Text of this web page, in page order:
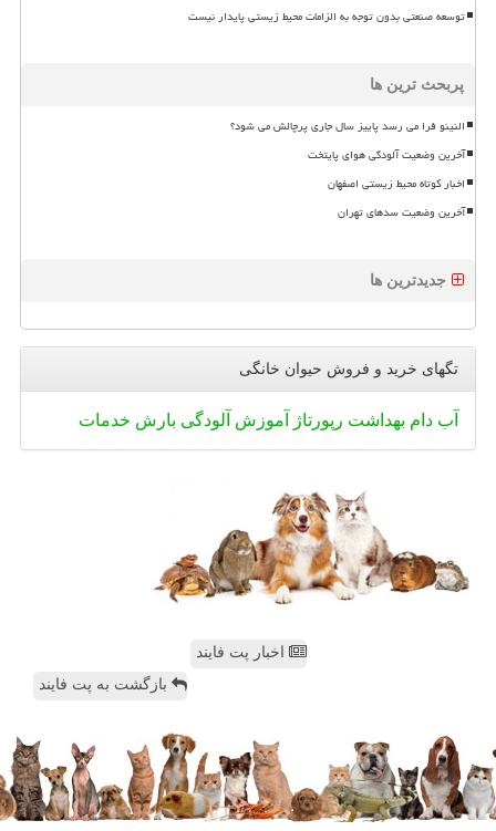
توسعه صنعتی بدون توجه به الزامات محیط زیستی پایدار نیست
پربحث ترین ها
النینو فرا می رسد پاییز سال جاری پرچالش می شود؟
آخرین وضعیت آلودگی هوای پایتخت
اخبار کوتاه محیط زیستی اصفهان
آخرین وضعیت سدهای تهران
جدیدترین ها
تگهای خرید و فروش حیوان خانگی
آب دام بهداشت رپورتاژ آموزش آلودگی بارش خدمات
اخبار پت فایند
بازگشت به پت فایند